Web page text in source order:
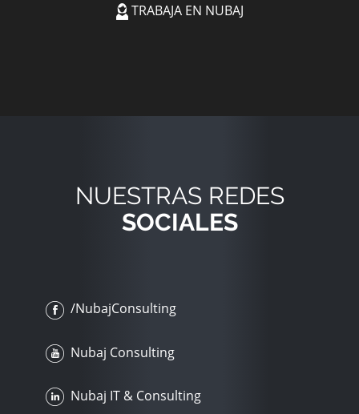
TRABAJA EN NUBAJ
NUESTRAS REDES
SOCIALES
/NubajConsulting
Nubaj Consulting
Nubaj IT & Consulting